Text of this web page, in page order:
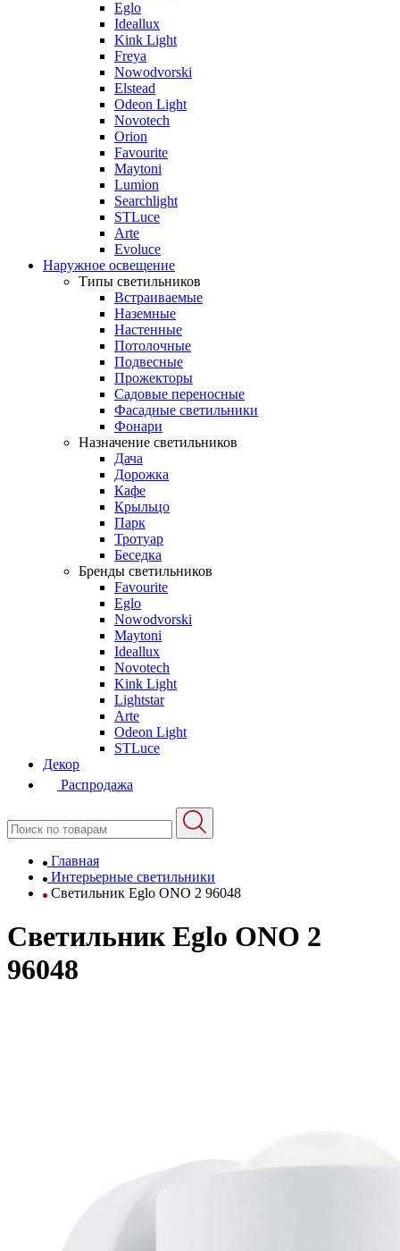
Eglo
Ideallux
Kink Light
Freya
Nowodvorski
Elstead
Odeon Light
Novotech
Orion
Favourite
Maytoni
Lumion
Searchlight
STLuce
Arte
Evoluce
Наружное освещение
Типы светильников
Встраиваемые
Наземные
Настенные
Потолочные
Подвесные
Прожекторы
Садовые переносные
Фасадные светильники
Фонари
Назначение светильников
Дача
Дорожка
Кафе
Крыльцо
Парк
Тротуар
Беседка
Бренды светильников
Favourite
Eglo
Nowodvorski
Maytoni
Ideallux
Novotech
Kink Light
Lightstar
Arte
Odeon Light
STLuce
Декор
Распродажа
Главная
Интерьерные светильники
Светильник Eglo ONO 2 96048
Светильник Eglo ONO 2
96048